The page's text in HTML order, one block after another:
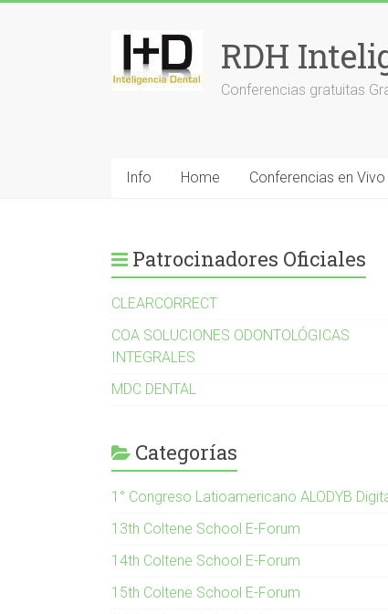
RDH
Conferencias gratuitas
Info Home Conferencias en Vivo
Patrocinadores Oficiales
CLEARCORRECT
COA SOLUCIONES ODONTOLÓGICAS
INTEGRALES
MDC DENTAL
Categorías
1° Congreso Latioamericano ALODYB
13th Coltene School E-Forum
14th Coltene School E-Forum
15th Coltene School E-Forum